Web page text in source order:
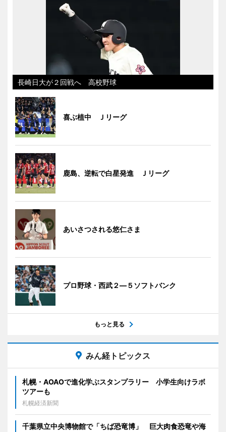
長崎日大が２回戦へ 高校野球
喜ぶ植中 Ｊリーグ
鹿島、逆転で白星発進 Ｊリーグ
あいさつされる悠仁さま
プロ野球・西武２―５ソフトバンク
もっと見る
みん経トピックス
札幌・AOAOで進化学ぶスタンプラリー 小学生向けラボ
ツアーも
札幌経済新聞
千葉県立中央博物館で「ちば恐竜博」 巨大肉食恐竜や海